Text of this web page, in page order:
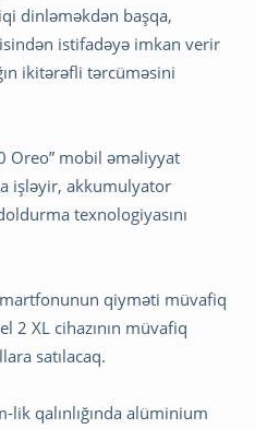
dinləməkdən başqa,
istifadəyə imkan verir
ikitərəfli tərcüməsini
Oreo” mobil əməliyyat
işləyir, akkumulyator
texnologiyasını
qiyməti müvafiq
2 XL cihazının müvafiq
satılacaq.
qalınlığında alüminium